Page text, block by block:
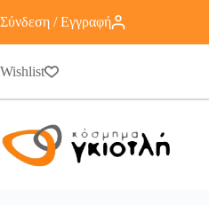
Σύνδεση / Εγγραφή
Wishlist